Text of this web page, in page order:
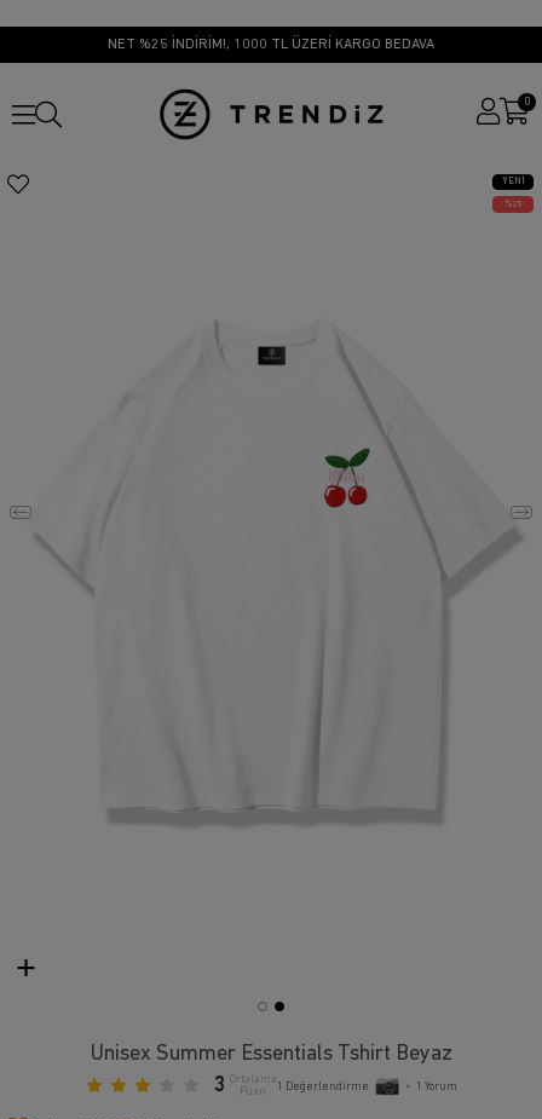
NET %25 İNDİRİM!, 1000 TL ÜZERİ KARGO BEDAVA
0
YENI
ÜRÜN
25
Unisex Summer Essentials Tshirt Beyaz
3 Ortalama
Puan
1 Değerlendirme • 1 Yorum